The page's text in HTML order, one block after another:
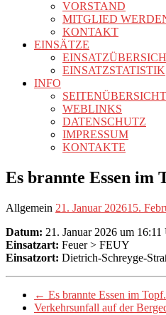
VORSTAND
MITGLIED
KONTAKT
EINSÄTZE
EINSATZSTATISTIK
INFO
SEITENÜBERSICHT
WEBLINKS
DATENSCHUTZ
IMPRESSUM
KONTAKTE
Es brannte Essen im
Allgemein 21. Januar 202615.
Datum: 21. Januar 2026 um 16:11
Einsatzart: Feuer > FEUY
Einsatzort: Dietrich-Schreyge-
← Es brannte Essen im Topf.
Verkehrsunfall auf der